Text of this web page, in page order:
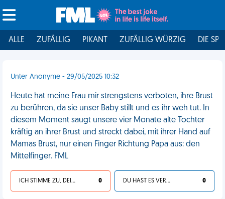
ALLE ZUFÄLLIG PIKANT ZUFÄLLIG WÜRZIG DIE
Unter Anonyme - 29/05/2025 10:32
Heute hat meine Frau mir strengstens verboten, ihre Brust
zu berühren, da sie unser Baby stillt und es ihr weh tut. In
diesem Moment saugt unsere vier Monate alte Tochter
kräftig an ihrer Brust und streckt dabei, mit ihrer Hand auf
Mamas Brust, nur einen Finger Richtung Papa aus: den
Mittelfinger. FML
ICH STIMME ZU, DEIN LEBEN IST SCHEISSE 0 DU HAST ES VERDIENT 0